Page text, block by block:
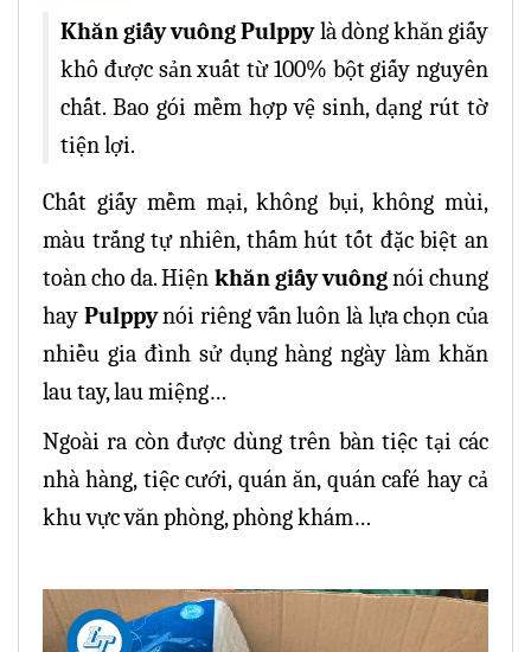
Khăn giấy vuông Pulppylà dòng khăn giấy
khô được sản xuất từ 100% bột giấy nguyên
chất. Bao gói mềm hợp vệ sinh, dạng rút tờ
tiện lợi.
Chất giấy mềm mại, không bụi, không mùi,
màu trắng tự nhiên, thấm hút tốt đặc biệt an
toàn cho da. Hiện khăn giấy vuôngnói chung
hay Pulppynói riêng vẫn luôn là lựa chọn của
nhiều gia đình sử dụng hàng ngày làm khăn
lau tay, lau miệng…
Ngoài ra còn được dùng trên bàn tiệc tại các
nhà hàng, tiệc cưới, quán ăn, quán café hay cả
khu vực văn phòng, phòng khám…